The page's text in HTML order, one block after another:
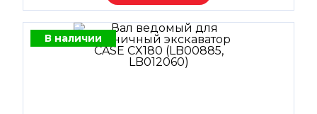
В наличии